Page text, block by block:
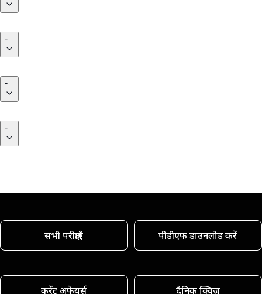
-
-
-
सभी परीक्षाएँ पीडीएफ डाउनलोड करें
करेंट अफेयर्स दैनिक क्विज़